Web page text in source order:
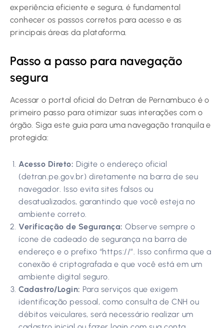
experiência eficiente e segura, é fundamental
conhecer os passos corretos para acesso e as
principais áreas da plataforma.
Passo a passo para navegação
segura
Acessar o portal oficial do Detran de Pernambuco é o
primeiro passo para otimizar suas interações com o
órgão. Siga este guia para uma navegação tranquila e
protegida:
Acesso Direto: Digite o endereço oficial
(detran.pe.gov.br) diretamente na barra de seu
navegador. Isso evita sites falsos ou
desatualizados, garantindo que você esteja no
ambiente correto.
Verificação de Segurança: Observe sempre o
ícone de cadeado de segurança na barra de
endereço e o prefixo “https://”. Isso confirma que a
conexão é criptografada e que você está em um
ambiente digital seguro.
Cadastro/Login: Para serviços que exigem
identificação pessoal, como consulta de CNH ou
débitos veiculares, será necessário realizar um